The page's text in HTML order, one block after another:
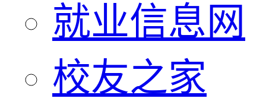
就业信息网
校友之家